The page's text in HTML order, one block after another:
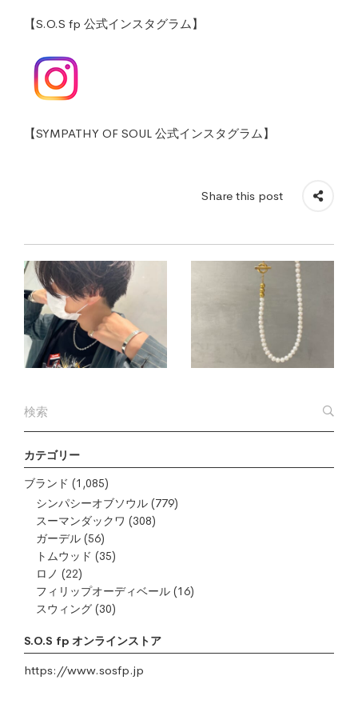
カテゴリー
ブランド (1,085)
シンパシーオブソウル (779)
スーマンダックワ (308)
ガーデル (56)
トムウッド (35)
ロノ (22)
フィリップオーディベール (16)
スウィング (30)
S.O.S fp オンラインストア
https://www.sosfp.jp
【S.O.S fp 公式インスタグラム】
【SYMPATHY OF SOUL 公式インスタグラム】
Share this post